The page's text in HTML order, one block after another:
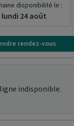
-
disponibilité le :
lundi 24 août
rendez-vous
indisponible.